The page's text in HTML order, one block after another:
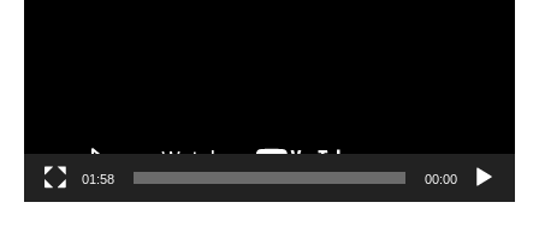
00:00
01:58